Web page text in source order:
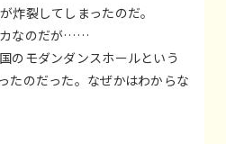
炸裂してしまったのだ。
カなのだが……
のモダンダンスホールという
たのだった。なぜかはわからな